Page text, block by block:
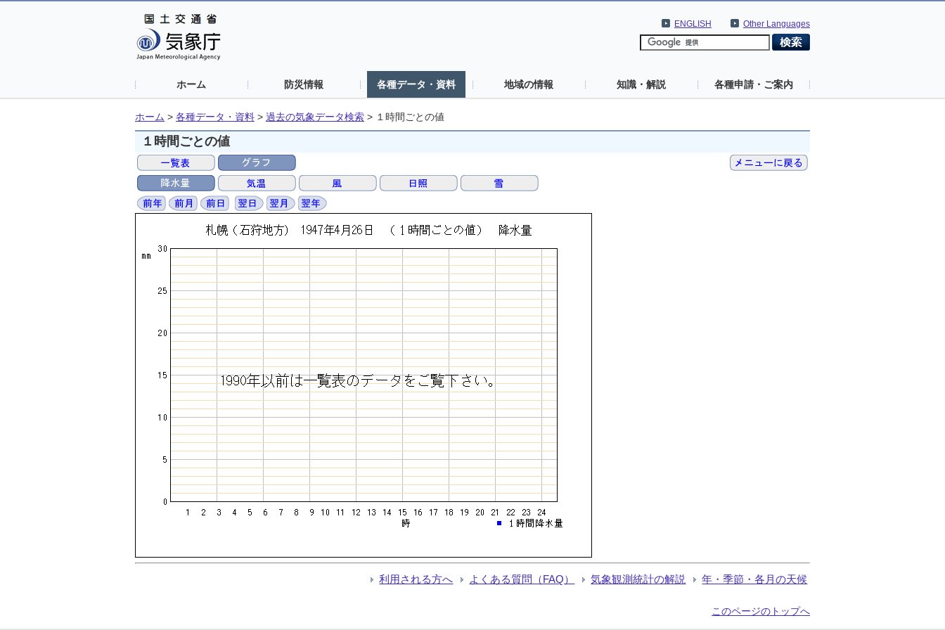
Other Languages
ENGLISH
ホーム 防災情報 各種データ・資料 地域の情報 知識・解説 各種申請・ご案内
ホーム > 各種データ・資料 > 過去の気象データ検索 > １時間ごとの値
１時間ごとの値
利用される方へ よくある質問（FAQ） 気象観測統計の解説 年・季節・各月の天候
このページのトップへ